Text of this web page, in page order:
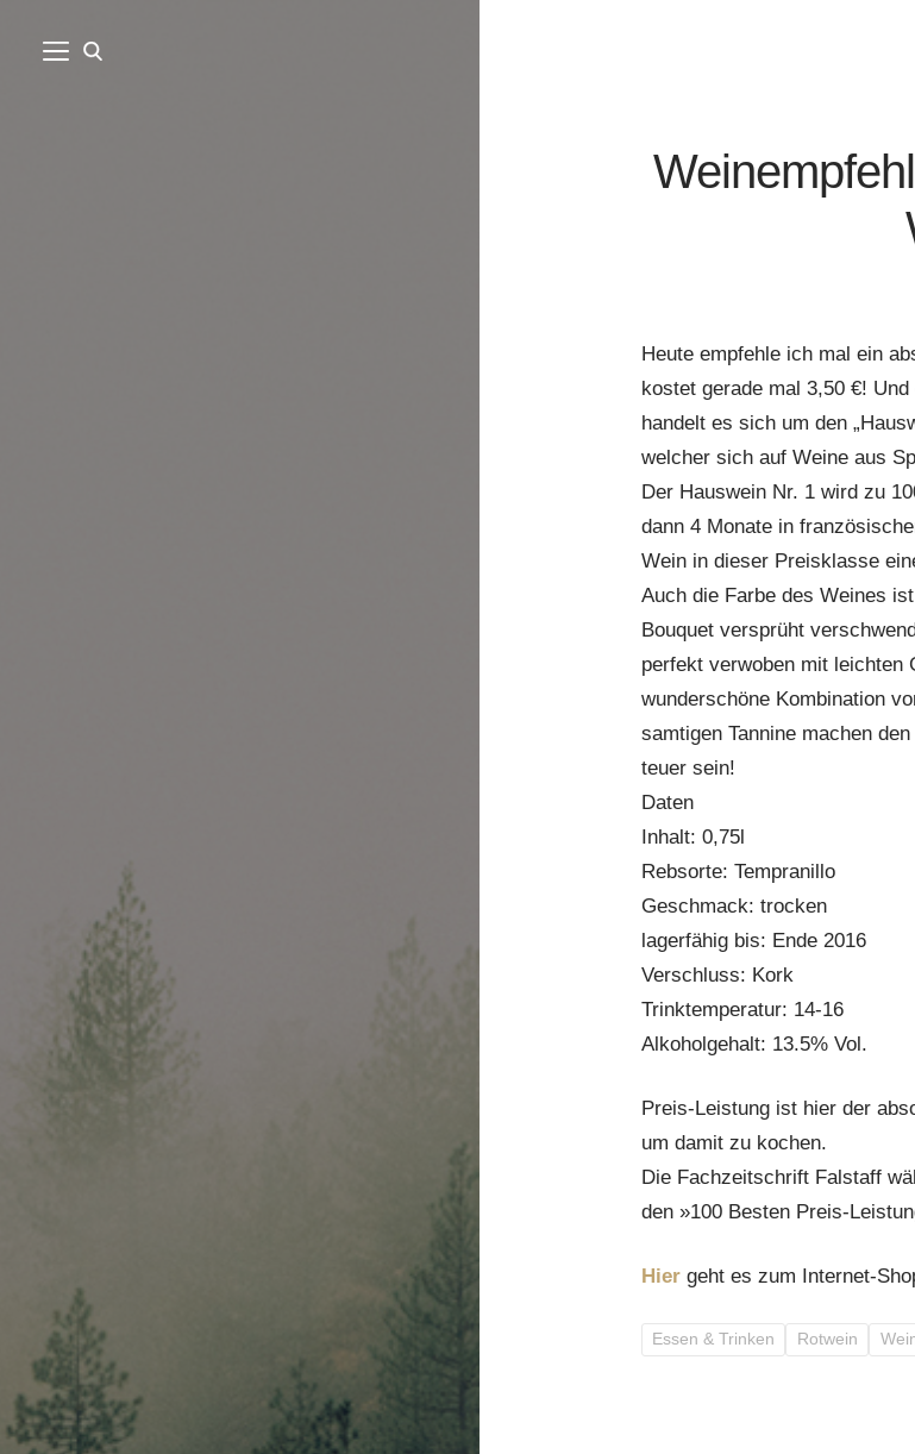
Heute empfehle ich mal ein
kostet gerade mal 3,50 €!
handelt es sich um den
welcher sich auf Weine aus
Der Hauswein Nr. 1 wird zu
dann 4 Monate in
Wein in dieser Preisklasse
Auch die Farbe des Weines
Bouquet versprüht
perfekt verwoben mit leichten
wunderschöne Kombination
samtigen Tannine machen
teuer sein!
Daten
Inhalt: 0,75l
Rebsorte: Tempranillo
Geschmack: trocken
lagerfähig bis: Ende 2016
Verschluss: Kork
Trinktemperatur: 14-16
Alkoholgehalt: 13.5% Vol.
Preis-Leistung ist hier der
um damit zu kochen.
Die Fachzeitschrift Falstaff
den »100 Besten Preis-
Hiergeht es zum Internet-
Essen & Trinken Rotwein